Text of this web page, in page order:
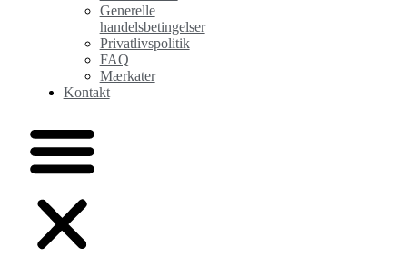
Generelle
handelsbetingelser
Privatlivspolitik
FAQ
Mærkater
Kontakt